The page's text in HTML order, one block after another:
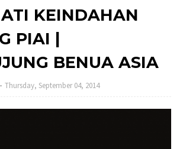
KEINDAHAN
PIAI |
BENUA ASIA
Thursday, September 04, 2014